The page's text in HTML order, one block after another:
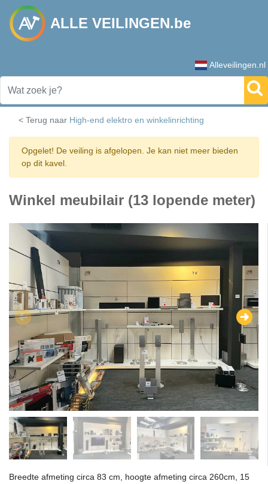
ALLE VEILINGEN.be
Alleveilingen.nl
< Terug naar High-end elektro en winkelinrichting
Opgelet! De veiling is afgelopen. Je kan niet meer bieden
op dit kavel.
Winkel meubilair (13 lopende meter)
Breedte afmeting circa 83 cm, hoogte afmeting circa 260cm, 15